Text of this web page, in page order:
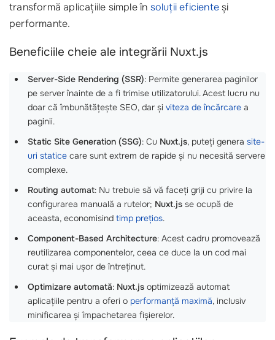
transformă aplicațiile simple în soluții eficienteși
performante.
Beneficiile cheie ale integrării Nuxt.js
Server-Side Rendering (SSR): Permite generarea paginilor
pe server înainte de a fi trimise utilizatorului. Acest lucru nu
doar că îmbunătățește SEO, dar și viteza de încărcare a
paginii.
Static Site Generation (SSG): Cu Nuxt.js, puteți genera site-
uri statice care sunt extrem de rapide și nu necesită servere
complexe.
Routing automat: Nu trebuie să vă faceți griji cu privire la
configurarea manuală a rutelor; Nuxt.js se ocupă de
aceasta, economisind timp prețios.
Component-Based Architecture: Acest cadru promovează
reutilizarea componentelor, ceea ce duce la un cod mai
curat și mai ușor de întreținut.
Optimizare automată: Nuxt.js optimizează automat
aplicațiile pentru a oferi o performanță maximă, inclusiv
minificarea și împachetarea fișierelor.